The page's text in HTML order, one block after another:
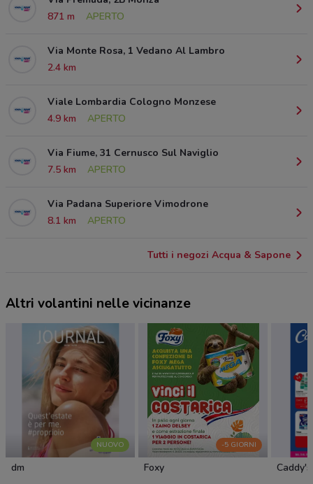
871 m
APERTO
Via Monte Rosa, 1 Vedano Al Lambro
2.4 km
Viale Lombardia Cologno Monzese
4.9 km
APERTO
Via Fiume, 31 Cernusco Sul Naviglio
7.5 km
APERTO
Via Padana Superiore Vimodrone
8.1 km
APERTO
Tutti i negozi Acqua & Sapone
Altri volantini nelle vicinanze
NUOVO
dm
-5 GIORNI
Foxy Caddy's